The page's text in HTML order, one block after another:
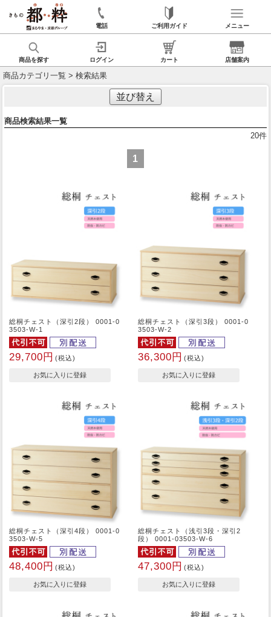
電話 ご利用ガイド メニュー
商品を探す ログイン カート 店舗案内
商品カテゴリ一覧 > 検索結果
並び替え
商品検索結果一覧
20件
1
総桐チェスト（深引2段） 0001-0
3503-W-1
29,700円 (税込)
総桐チェスト（深引3段） 0001-0
3503-W-2
36,300円 (税込)
総桐チェスト（深引4段） 0001-0
3503-W-5
48,400円 (税込)
総桐チェスト（浅引3段・深引2
段） 0001-03503-W-6
47,300円 (税込)